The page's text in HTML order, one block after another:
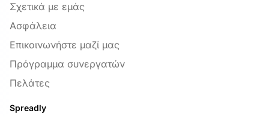
Σχετικά με εμάς
Ασφάλεια
Επικοινωνήστε μαζί μας
Πρόγραμμα συνεργατών
Πελάτες
Spreadly